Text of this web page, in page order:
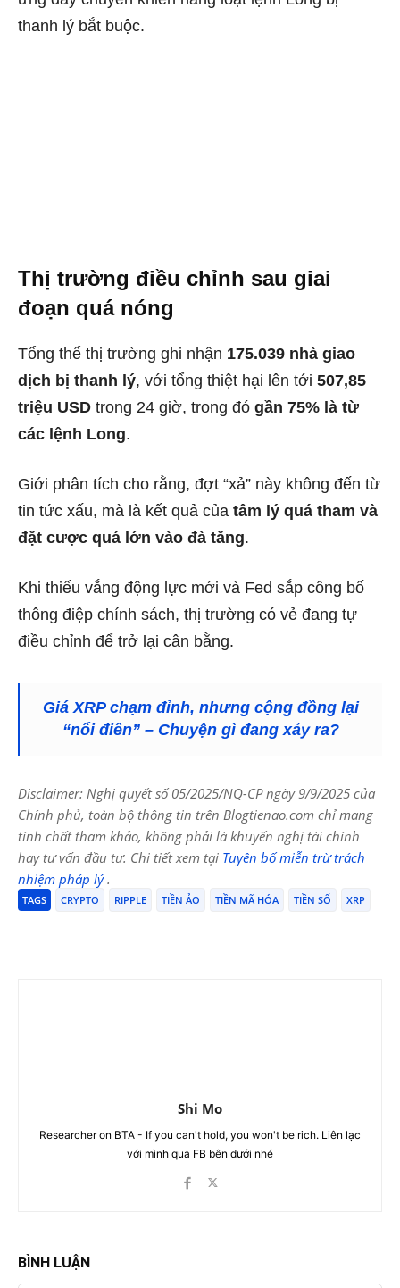
thanh lý bắt buộc.
Thị trường điều chỉnh sau giai
đoạn quá nóng
Tổng thể thị trường ghi nhận 175.039 nhà giao
dịch bị thanh lý, với tổng thiệt hại lên tới 507,85
triệu USD trong 24 giờ, trong đó gần 75% là từ
các lệnh Long.
Giới phân tích cho rằng, đợt “xả” này không đến từ
tin tức xấu, mà là kết quả của tâm lý quá tham và
đặt cược quá lớn vào đà tăng.
Khi thiếu vắng động lực mới và Fed sắp công bố
thông điệp chính sách, thị trường có vẻ đang tự
điều chỉnh để trở lại cân bằng.
Giá XRP chạm đỉnh, nhưng cộng đồng lại
“nổi điên” – Chuyện gì đang xảy ra?
Disclaimer: Nghị quyết số 05/2025/NQ-CP ngày 9/9/2025 của
Chính phủ, toàn bộ thông tin trên Blogtienao.com chỉ mang
tính chất tham khảo, không phải là khuyến nghị tài chính
hay tư vấn đầu tư. Chi tiết xem tại Tuyên bố miễn trừ trách
nhiệm pháp lý.
TAGS CRYPTO RIPPLE TIỀN ẢO TIỀN MÃ HÓA TIỀN SỐ XRP
Shi Mo
Researcher on BTA - If you can't hold, you won't be rich. Liên lạc
với mình qua FB bên dưới nhé
BÌNH LUẬN